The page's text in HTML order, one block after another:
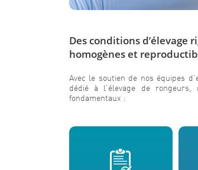
Des conditions d’élevage
homogènes et
Avec le soutien de nos équipes
dédié à l’élevage de
fondamentaux :